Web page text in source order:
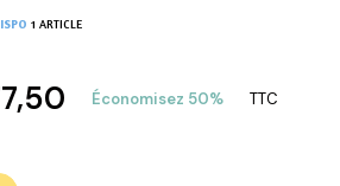
1 ARTICLE
Économisez 50% TTC